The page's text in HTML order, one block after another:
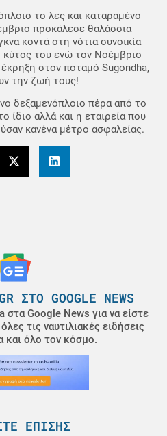
το λες και καταραμένο
προκάλεσε θαλάσσια
κοντά στη νότια συνοικία
του ενώ τον Νοέμβριο
στον ποταμό Sugondha,
την ζωή τους!
δεξαμενόπλοιο πέρα από το
ίδιο αλλά και η εταιρεία που
κανένα μέτρο ασφαλείας.
ΣΤΟ GOOGLE NEWS
Google News για να είστε
τις ναυτιλιακές ειδήσεις
και όλο τον κόσμο.
ΕΠΊΣΗΣ